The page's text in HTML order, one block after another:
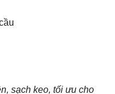
sạch keo, tối ưu cho